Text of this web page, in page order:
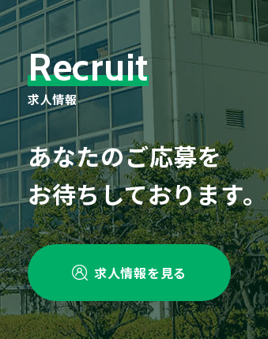
Recruit
求人情報
あなたのご応募を
お待ちしております。
求人情報を見る